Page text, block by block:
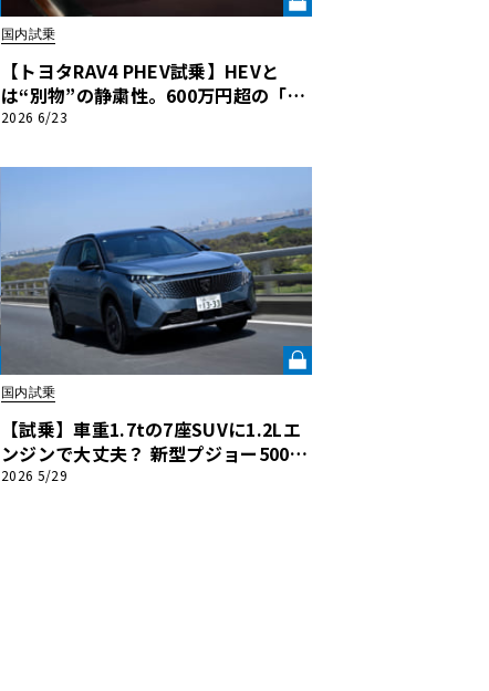
国内試乗
【トヨタRAV4 PHEV試乗】HEVと
は“別物”の静粛性。600万円超の「高
級車」としての実力を問う《LE VOLA
2026 6/23
国内試乗
【試乗】車重1.7tの7座SUVに1.2Lエ
ンジンで大丈夫？ 新型プジョー5008
が示す「フランス車らしい合理的な走
2026 5/29